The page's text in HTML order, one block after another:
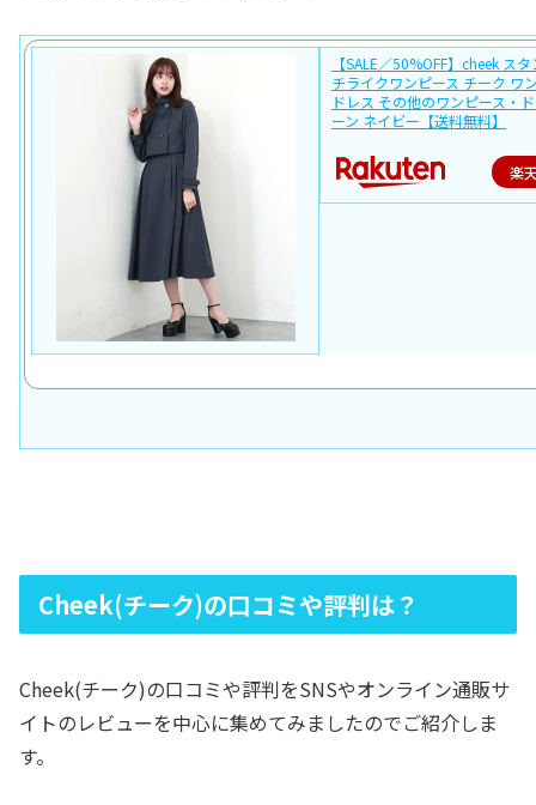
【SALE／50%OFF】cheek ス
チライクワンピース チーク ワ
ドレス その他のワンピース・
ーン ネイビー【送料無料】
楽
Cheek(チーク)の口コミや評判は？
Cheek(チーク)の口コミや評判をSNSやオンライン通販サ
イトのレビューを中心に集めてみましたのでご紹介しま
す。